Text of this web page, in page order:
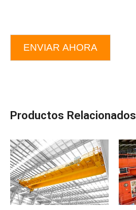
ENVIAR AHORA
Productos Relacionados